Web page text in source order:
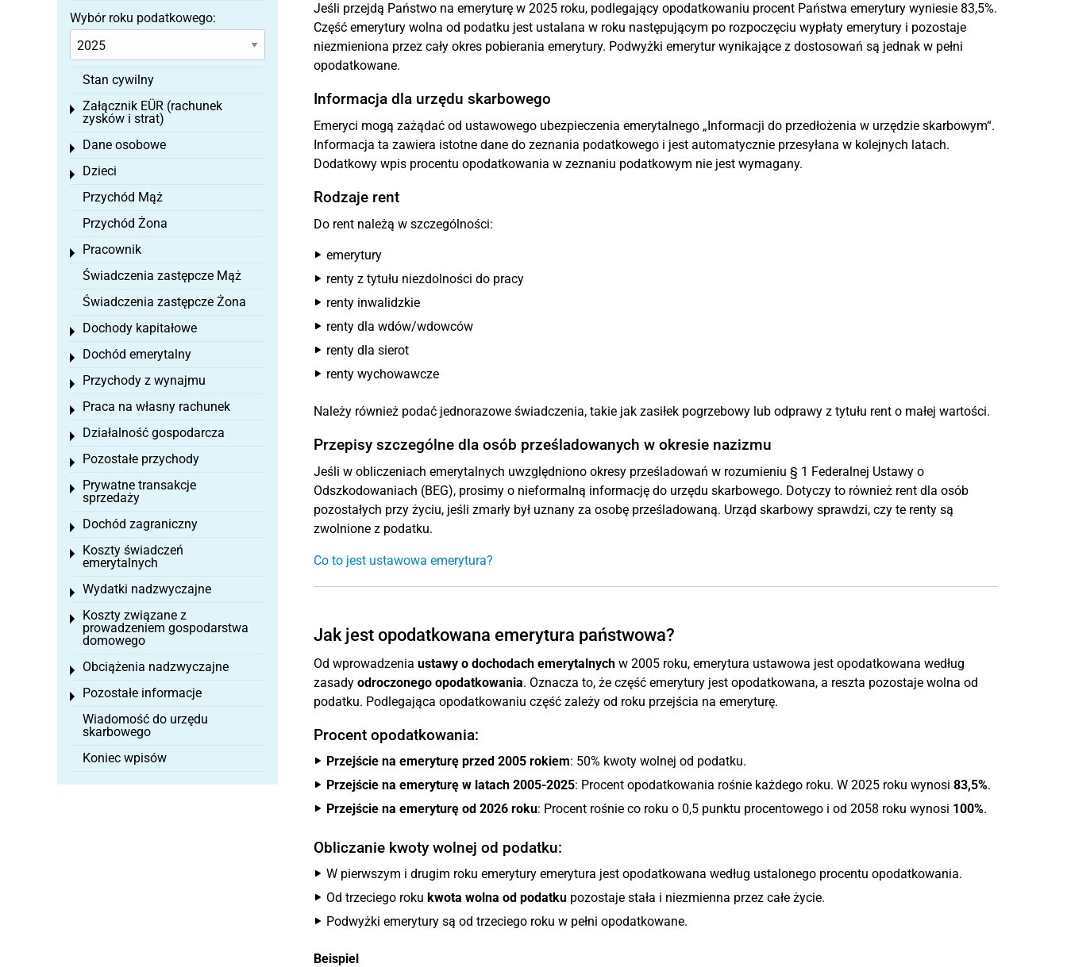
Jeśli przejdą Państwo na emeryturę w 2025 roku, podlegający opodatkowaniu procent Państwa emerytury wyniesie 83,5%.
Część emerytury wolna od podatku jest ustalana w roku następującym po rozpoczęciu wypłaty emerytury i pozostaje
niezmieniona przez cały okres pobierania emerytury. Podwyżki emerytur wynikające z dostosowań są jednak w pełni
opodatkowane.
Informacja dla urzędu skarbowego
Emeryci mogą zażądać od ustawowego ubezpieczenia emerytalnego „Informacji do przedłożenia w urzędzie skarbowym“.
Informacja ta zawiera istotne dane do zeznania podatkowego i jest automatycznie przesyłana w kolejnych latach.
Dodatkowy wpis procentu opodatkowania w zeznaniu podatkowym nie jest wymagany.
Rodzaje rent
Do rent należą w szczególności:
emerytury
renty z tytułu niezdolności do pracy
renty inwalidzkie
renty dla wdów/wdowców
renty dla sierot
renty wychowawcze
Należy również podać jednorazowe świadczenia, takie jak zasiłek pogrzebowy lub odprawy z tytułu rent o małej wartości.
Przepisy szczególne dla osób prześladowanych w okresie nazizmu
Jeśli w obliczeniach emerytalnych uwzględniono okresy prześladowań w rozumieniu § 1 Federalnej Ustawy o
Odszkodowaniach (BEG), prosimy o nieformalną informację do urzędu skarbowego. Dotyczy to również rent dla osób
pozostałych przy życiu, jeśli zmarły był uznany za osobę prześladowaną. Urząd skarbowy sprawdzi, czy te renty są
zwolnione z podatku.
Co to jest ustawowa emerytura?
Jak jest opodatkowana emerytura państwowa?
Od wprowadzenia ustawy o dochodach emerytalnychw 2005 roku, emerytura ustawowa jest opodatkowana według
zasady odroczonego opodatkowania. Oznacza to, że część emerytury jest opodatkowana, a reszta pozostaje wolna od
podatku. Podlegająca opodatkowaniu część zależy od roku przejścia na emeryturę.
Procent opodatkowania:
Przejście na emeryturę przed 2005 rokiem: 50% kwoty wolnej od podatku.
Przejście na emeryturę w latach 2005-2025: Procent opodatkowania rośnie każdego roku. W 2025 roku wynosi 83,5%.
Przejście na emeryturę od 2026 roku: Procent rośnie co roku o 0,5 punktu procentowego i od 2058 roku wynosi 100%.
Obliczanie kwoty wolnej od podatku:
W pierwszym i drugim roku emerytury emerytura jest opodatkowana według ustalonego procentu opodatkowania.
Od trzeciego roku kwota wolna od podatkupozostaje stała i niezmienna przez całe życie.
Podwyżki emerytury są od trzeciego roku w pełni opodatkowane.
Beispiel
Wybór roku podatkowego:
Stan cywilny
Załącznik EÜR (rachunek
zysków i strat)
Toggle menu
Dane osobowe
Toggle menu
Dzieci
Toggle menu
Przychód Mąż
Przychód Żona
Pracownik
Toggle menu
Świadczenia zastępcze Mąż
Świadczenia zastępcze Żona
Dochody kapitałowe
Toggle menu
Dochód emerytalny
Toggle menu
Przychody z wynajmu
Toggle menu
Praca na własny rachunek
Toggle menu
Działalność gospodarcza
Toggle menu
Pozostałe przychody
Toggle menu
Prywatne transakcje
sprzedaży
Toggle menu
Dochód zagraniczny
Toggle menu
Koszty świadczeń
emerytalnych
Toggle menu
Wydatki nadzwyczajne
Toggle menu
Koszty związane z
prowadzeniem gospodarstwa
domowego
Toggle menu
Obciążenia nadzwyczajne
Toggle menu
Pozostałe informacje
Toggle menu
Wiadomość do urzędu
skarbowego
Koniec wpisów